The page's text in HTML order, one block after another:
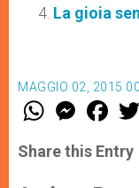
La gioia
MAGGIO 02, 2015
W
t
s
M
e
s
e
F
a
e
b
Share this Entry